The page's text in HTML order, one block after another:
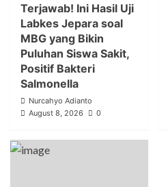
Terjawab! Ini Hasil Uji
Labkes Jepara soal
MBG yang Bikin
Puluhan Siswa Sakit,
Positif Bakteri
Salmonella
Nurcahyo Adianto
August 8, 2026
0